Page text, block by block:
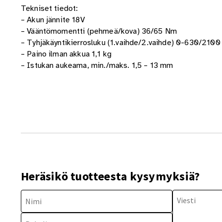
Tekniset tiedot:
– Akun jännite 18V
– Vääntömomentti (pehmeä/kova) 36/65 Nm
– Tyhjäkäyntikierrosluku (1.vaihde/2.vaihde) 0-630/2100
– Paino ilman akkua 1,1 kg
– Istukan aukeama, min./maks. 1,5 – 13 mm
Heräsikö tuotteesta kysymyksiä?